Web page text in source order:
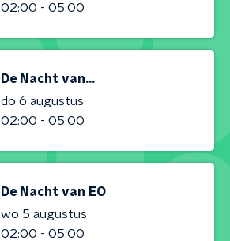
02:00 - 05:00
De Nacht van...
do 6 augustus
02:00 - 05:00
De Nacht van EO
wo 5 augustus
02:00 - 05:00